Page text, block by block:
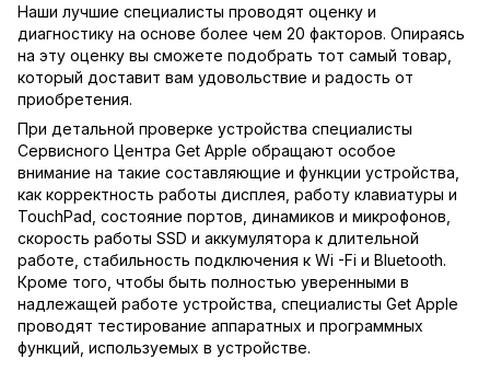
Наши лучшие специалисты проводят оценку и
диагностику на основе более чем 20 факторов. Опираясь
на эту оценку вы сможете подобрать тот самый товар,
который доставит вам удовольствие и радость от
приобретения.
При детальной проверке устройства специалисты
Сервисного Центра Get Apple обращают особое
внимание на такие составляющие и функции устройства,
как корректность работы дисплея, работу клавиатуры и
TouchPad, состояние портов, динамиков и микрофонов,
скорость работы SSD и аккумулятора к длительной
работе, стабильность подключения к Wi -Fi и Bluetooth.
Кроме того, чтобы быть полностью уверенными в
надлежащей работе устройства, специалисты Get Apple
проводят тестирование аппаратных и программных
функций, используемых в устройстве.